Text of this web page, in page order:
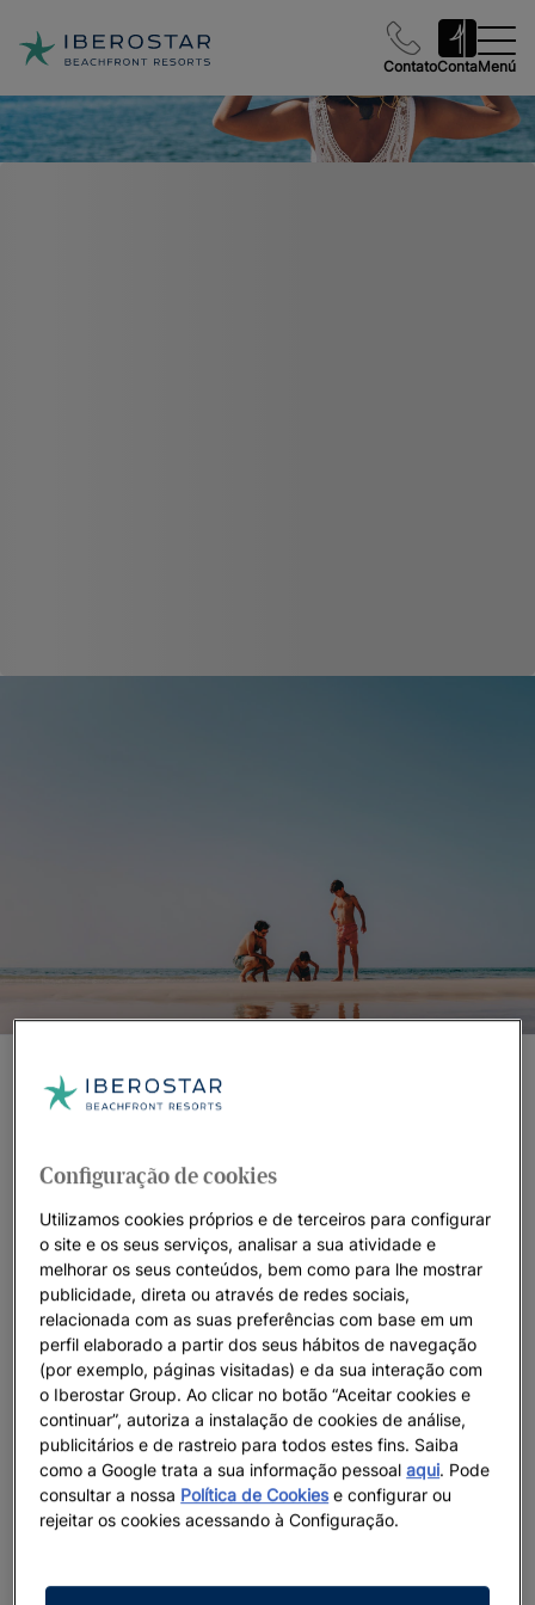
ContatoContaMenú
Iberostar Beachfront Resorts: os melhores
dos nossos resorts únicos à beira-mar. Lugares paradisíacos,
um serviço excelente e uma conexão profunda com os
oceanos criam o cenário perfeito para que os nossos
hóspedes vivam momentos que serão lembrados para
sempre. Acreditamos em viver o presente com alegria e de
forma construtiva, preservando as paisagens naturais que
acolhem os nossos resorts para que as gerações futuras
também possam aproveitá-las.
Destacamos
Configuração de cookies
Utilizamos cookies próprios e de terceiros para configurar
o site e os seus serviços, analisar a sua atividade e
melhorar os seus conteúdos, bem como para lhe mostrar
publicidade, direta ou através de redes sociais,
relacionada com as suas preferências com base em um
perfil elaborado a partir dos seus hábitos de navegação
(por exemplo, páginas visitadas) e da sua interação com
o Iberostar Group. Ao clicar no botão “Aceitar cookies e
continuar”, autoriza a instalação de cookies de análise,
publicitários e de rastreio para todos estes fins. Saiba
como a Google trata a sua informação pessoalaqui. Pode
consultar a nossa Política de Cookiese configurar ou
rejeitar os cookies acessando à Configuração.